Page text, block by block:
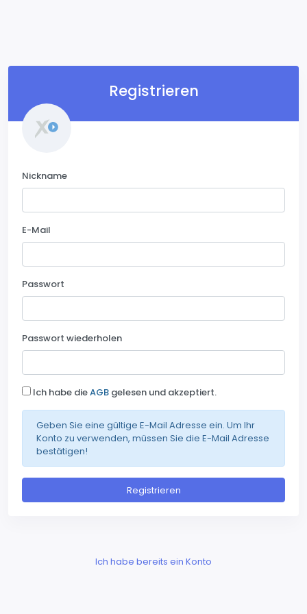
Registrieren
Nickname
E-Mail
Passwort
Passwort wiederholen
Ich habe dieAGB gelesen und akzeptiert.
Geben Sie eine gültige E-Mail Adresse ein. Um Ihr
Konto zu verwenden, müssen Sie die E-Mail Adresse
bestätigen!
Registrieren
Ich habe bereits ein Konto